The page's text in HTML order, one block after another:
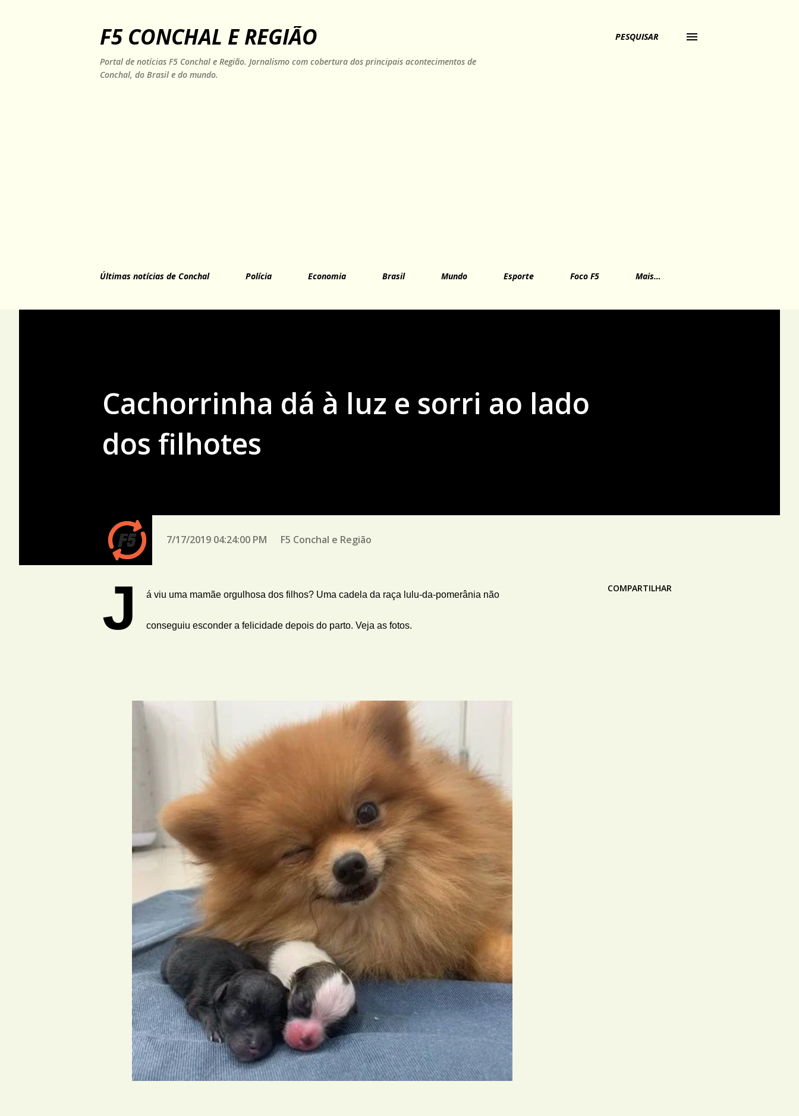
F5 CONCHAL E REGIÃO
Portal de notícias F5 Conchal e Região. Jornalismo com cobertura dos principais acontecimentos de
Conchal, do Brasil e do mundo.
PESQUISAR
Últimas notícias de Conchal Polícia Economia Brasil Mundo Esporte Foco F5 Mais…
Cachorrinha dá à luz e sorri ao lado
dos filhotes
7/17/2019 04:24:00 PM F5 Conchal e Região
J á viu uma mamãe orgulhosa dos filhos? Uma cadela da raça lulu-da-pomerânia não
conseguiu esconder a felicidade depois do parto. Veja as fotos.
COMPARTILHAR